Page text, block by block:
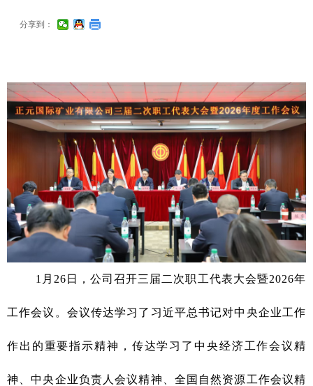
1月26日，公司召开三届二次职工代表大会暨2026年
工作会议。会议传达学习了习近平总书记对中央企业工作
作出的重要指示精神，传达学习了中央经济工作会议精
神、中央企业负责人会议精神、全国自然资源工作会议精
分享到：